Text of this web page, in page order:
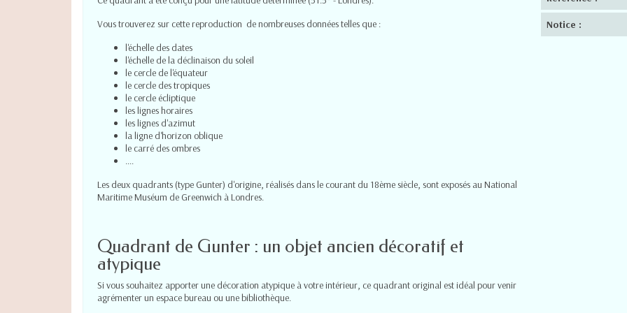
Vous trouverez sur cette reproduction de nombreuses données telles que :
l'échelle des dates
l'échelle de la déclinaison du soleil
le cercle de l'équateur
le cercle des tropiques
le cercle écliptique
les lignes horaires
les lignes d'azimut
la ligne d'horizon oblique
le carré des ombres
....
Les deux quadrants (type Gunter) d'origine, réalisés dans le courant du 18ème siècle, sont exposés au National
Maritime Muséum de Greenwich à Londres.
Quadrant de Gunter : un objet ancien décoratif et
atypique
Si vous souhaitez apporter une décoration atypique à votre intérieur, ce quadrant original est idéal pour venir
agrémenter un espace bureau ou une bibliothèque.
Notice :